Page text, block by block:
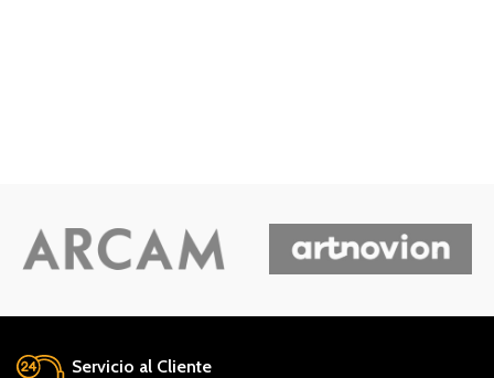
Servicio al Cliente